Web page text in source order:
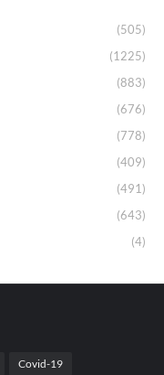
(505)
(1225)
(883)
(676)
(778)
(409)
(491)
(643)
(4)
Covid-19